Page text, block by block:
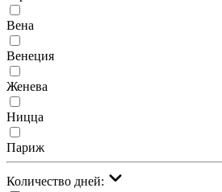
Вена
Венеция
Женева
Ницца
Париж
Количество дней: